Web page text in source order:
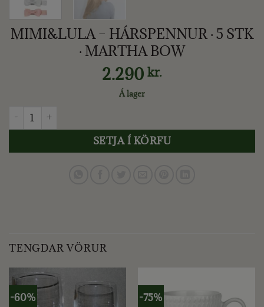
MIMI&LULA – HÁRSPENNUR · 5 STK
· MARTHA BOW
2.290 kr.
Á lager
MIMI&LULA - HÁRSPENNUR · 5 STK · MARTHA BOW quantity
SETJA Í KÖRFU
TENGDAR VÖRUR
-60% -75%